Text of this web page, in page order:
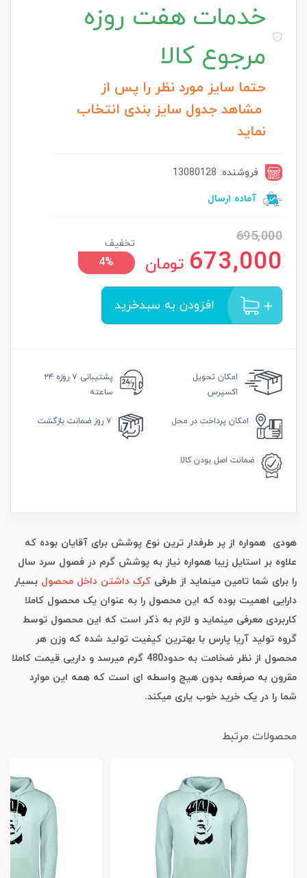
خدمات هفت روزه
مرجوع کالا
حتما سایز مورد نظر را پس از
مشاهد جدول سایز بندی انتخاب
نماید
فروشنده: 13080128
آماده ارسال
695,000
673,000 تومان
تخفیف
4%
افزودن به سبدخرید
امکان تحویل
اکسپرس
پشتیبانی
۷ روزه ۲۴
ساعته
امکان پرداخت در محل ۷ روز ضمانت بازگشت
ضمانت اصل بودن کالا
هودی همواره از پر طرفدار ترین نوع پوشش برای آقایان بوده که
علاوه بر استایل زیبا همواره نیاز به پوشش گرم در فصول سرد سال
را برای شما تامین مینماید از طرفی کرک داشتن داخل محصول بسیار
دارایی اهمیت بوده که این محصول را به عنوان یک محصول کاملا
کاربردی معرفی مینماید و لازم به ذکر است که این محصول توسط
گروه تولید آریا پارس با بهترین کیفیت تولید شده که وزن هر
محصول از نظر ضخامت به حدود480 گرم میرسد و داریی قیمت کاملا
مقرون به صرفعه بدون هیچ واسطه ای است که همه این موارد
شما را در یک خرید خوب یاری میکند.
محصولات مرتبط